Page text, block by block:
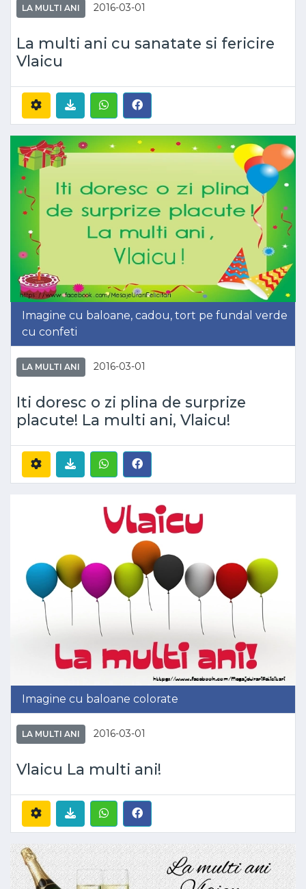
LA MULTI ANI 2016-03-01
La multi ani cu sanatate si fericire
Vlaicu
Imagine cu baloane, cadou, tort pe fundal verde
cu confeti
LA MULTI ANI 2016-03-01
Iti doresc o zi plina de surprize
placute! La multi ani, Vlaicu!
Imagine cu baloane colorate
LA MULTI ANI 2016-03-01
Vlaicu La multi ani!